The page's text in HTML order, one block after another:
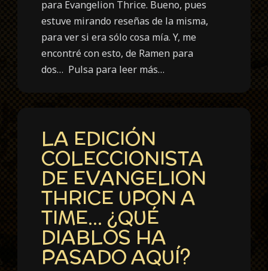
para Evangelion Thrice. Bueno, pues
estuve mirando reseñas de la misma,
para ver si era sólo cosa mía. Y, me
encontré con esto, de Ramen para
dos… Pulsa para leer más…
LA EDICIÓN
COLECCIONISTA
DE EVANGELION
THRICE UPON A
TIME… ¿QUÉ
DIABLOS HA
PASADO AQUÍ?